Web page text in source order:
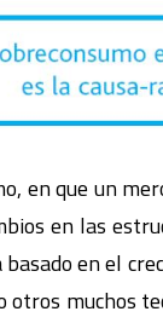
en que un
en las
en el
otros muchos